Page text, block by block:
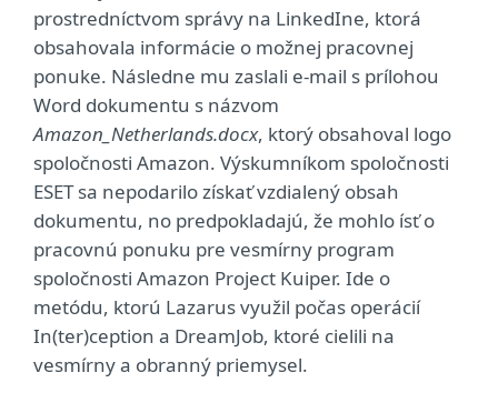
prostredníctvom správy na LinkedIne, ktorá
obsahovala informácie o možnej pracovnej
ponuke. Následne mu zaslali e-mail s prílohou
Word dokumentu s názvom
Amazon_Netherlands.docx, ktorý obsahoval logo
spoločnosti Amazon. Výskumníkom spoločnosti
ESET sa nepodarilo získať vzdialený obsah
dokumentu, no predpokladajú, že mohlo ísť o
pracovnú ponuku pre vesmírny program
spoločnosti Amazon Project Kuiper. Ide o
metódu, ktorú Lazarus využil počas operácií
In(ter)ception a DreamJob, ktoré cielili na
vesmírny a obranný priemysel.